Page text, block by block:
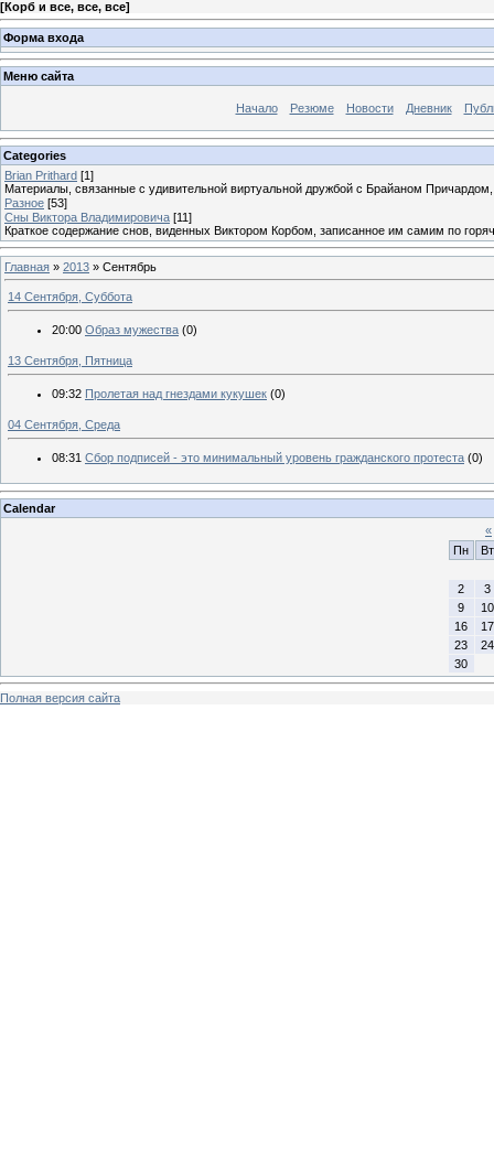
[Корб и все, все, все]
Форма входа
Меню сайта
Начало Резюме Новости Дневник
Categories
Brian Prithard [1]
Материалы, связанные с удивительной виртуальной дружбой с Брайаном
Разное [53]
Сны Виктора Владимировича [11]
Краткое содержание снов, виденных Виктором Корбом, записанное им самим по
Главная » 2013 » Сентябрь
14 Сентября, Суббота
20:00 Образ мужества (0)
13 Сентября, Пятница
09:32 Пролетая над гнездами кукушек (0)
04 Сентября, Среда
08:31 Сбор подписей - это минимальный уровень гражданского протеста (0)
Calendar
«
Пн
Вт
2
3
9
10
16
17
23
24
30
Полная версия сайта